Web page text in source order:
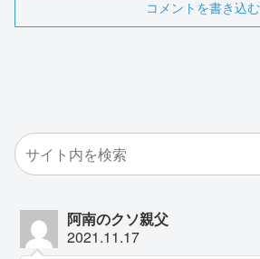
コメントを書き込む
阿南のクソ親父
2021.11.17